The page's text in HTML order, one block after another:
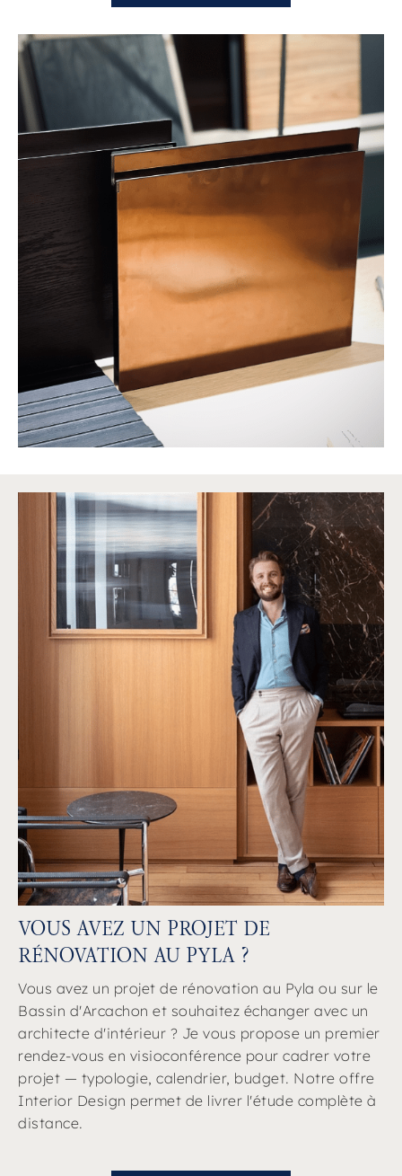
VOUS AVEZ UN PROJET DE
RÉNOVATION AU PYLA ?
Vous avez un projet de rénovation au Pyla ou sur le
Bassin d'Arcachon et souhaitez échanger avec un
architecte d'intérieur ? Je vous propose un premier
rendez-vous en visioconférence pour cadrer votre
projet — typologie, calendrier, budget. Notre offre
Interior Design permet de livrer l'étude complète à
distance.